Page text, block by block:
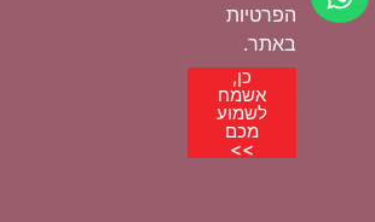
הפרטיות
באתר.
כן,
אשמח
לשמוע
מכם
>>